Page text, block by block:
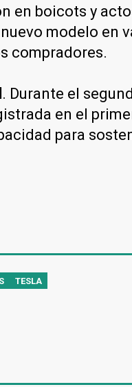
en boicots y
modelo en
compradores.
. Durante el
en el
para
TESLA